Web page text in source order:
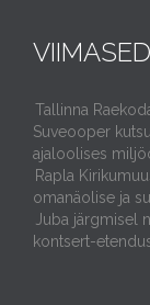
Tallinna
Suveooper
ajaloolises
Rapla
omanäolise ja
Juba järgmisel
kontsert-